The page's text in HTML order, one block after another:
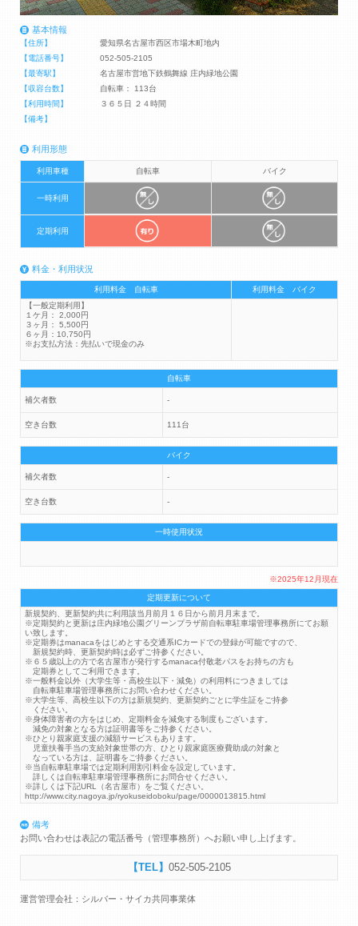
基本情報
【住所】
愛知県名古屋市西区市場木町地内
【電話番号】
052-505-2105
【最寄駅】
名古屋市営地下鉄鶴舞線 庄内緑地公園
【収容台数】
自転車： 113台
【利用時間】
３６５日 ２４時間
【備考】
利用形態
利用車種 自転車 バイク
一時利用
定期利用
料金・利用状況
利用料金 自転車
利用料金 バイク
【一般定期利用】
１ケ月： 2,000円
３ヶ月： 5,500円
６ヶ月：10,750円
※お支払方法：先払いで現金のみ
自転車
補欠者数 -
空き台数 111台
バイク
補欠者数 -
空き台数 -
一時使用状況
※2025年12月現在
定期更新について
新規契約、更新契約共に利用該当月前月１６日から前月月末まで。
※定期契約と更新は庄内緑地公園グリーンプラザ前自転車駐車場管理事務所にてお願
い致します。
※定期券はmanacaをはじめとする交通系ICカードでの登録が可能ですので、
新規契約時、更新契約時は必ずご持参ください。
※６５歳以上の方で名古屋市が発行するmanaca付敬老パスをお持ちの方も
定期券としてご利用できます。
※一般料金以外（大学生等・高校生以下・減免）の利用料につきましては
自転車駐車場管理事務所にお問い合わせください。
※大学生等、高校生以下の方は新規契約、更新契約ごとに学生証をご持参
ください。
※身体障害者の方をはじめ、定期料金を減免する制度もございます。
減免の対象となる方は証明書等をご持参ください。
※ひとり親家庭支援の減額サービスもあります。
児童扶養手当の支給対象世帯の方、ひとり親家庭医療費助成の対象と
なっている方は、証明書をご持参ください。
※当自転車駐車場では定期利用割引料金を設定しています。
詳しくは自転車駐車場管理事務所にお問合せください。
※詳しくは下記URL（名古屋市）をご覧ください。
http://www.city.nagoya.jp/ryokuseidoboku/page/0000013815.html
備考
お問い合わせは表記の電話番号（管理事務所）へお願い申し上げます。
052-505-2105
運営管理会社：シルバー・サイカ共同事業体